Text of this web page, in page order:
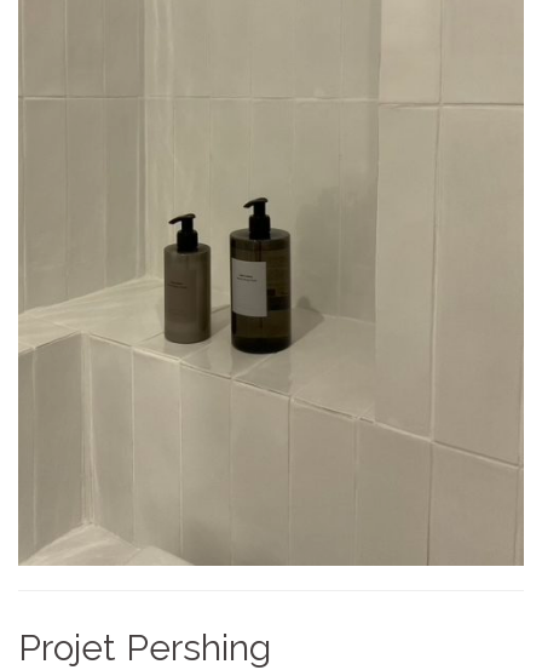
Projet Pershing